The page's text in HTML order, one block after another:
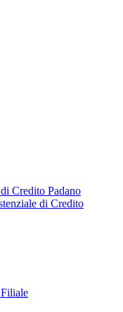
Credito Padano
di Credito